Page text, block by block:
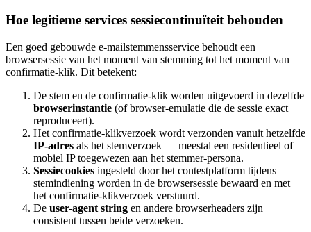
Hoe legitieme services sessiecontinuïteit behouden
Een goed gebouwde e-mailstemmensservice behoudt een
browsersessie van het moment van stemming tot het moment van
confirmatie-klik. Dit betekent:
De stem en de confirmatie-klik worden uitgevoerd in dezelfde
browserinstantie (of browser-emulatie die de sessie exact
reproduceert).
Het confirmatie-klikverzoek wordt verzonden vanuit hetzelfde
IP-adres als het stemverzoek — meestal een residentieel of
mobiel IP toegewezen aan het stemmer-persona.
Sessiecookies ingesteld door het contestplatform tijdens
stemindiening worden in de browsersessie bewaard en met
het confirmatie-klikverzoek verstuurd.
De user-agent string en andere browserheaders zijn
consistent tussen beide verzoeken.